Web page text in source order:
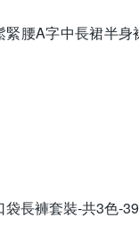
腰A字中長裙半
長褲套裝-共3色-